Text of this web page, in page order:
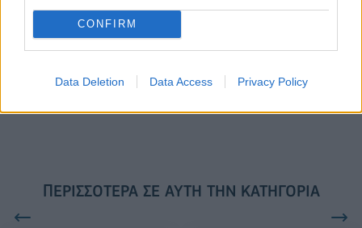
CONFIRM
Data Deletion Data Access Privacy Policy
Alpha Bank: Για πρώτη φορά το Αρχαίο Θέατρο Επιδαύρου άνοιξε τις
ΠΕΡΙΣΣΌΤΕΡΑ ΣΕ ΑΥΤΉ ΤΗΝ ΚΑΤΗΓΟΡΊΑ